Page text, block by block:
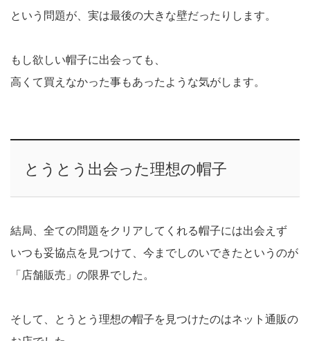
という問題が、実は最後の大きな壁だったりします。
もし欲しい帽子に出会っても、
高くて買えなかった事もあったような気がします。
とうとう出会った理想の帽子
結局、全ての問題をクリアしてくれる帽子には出会えず
いつも妥協点を見つけて、今までしのいできたというのが
「店舗販売」の限界でした。
そして、とうとう理想の帽子を見つけたのはネット通販の